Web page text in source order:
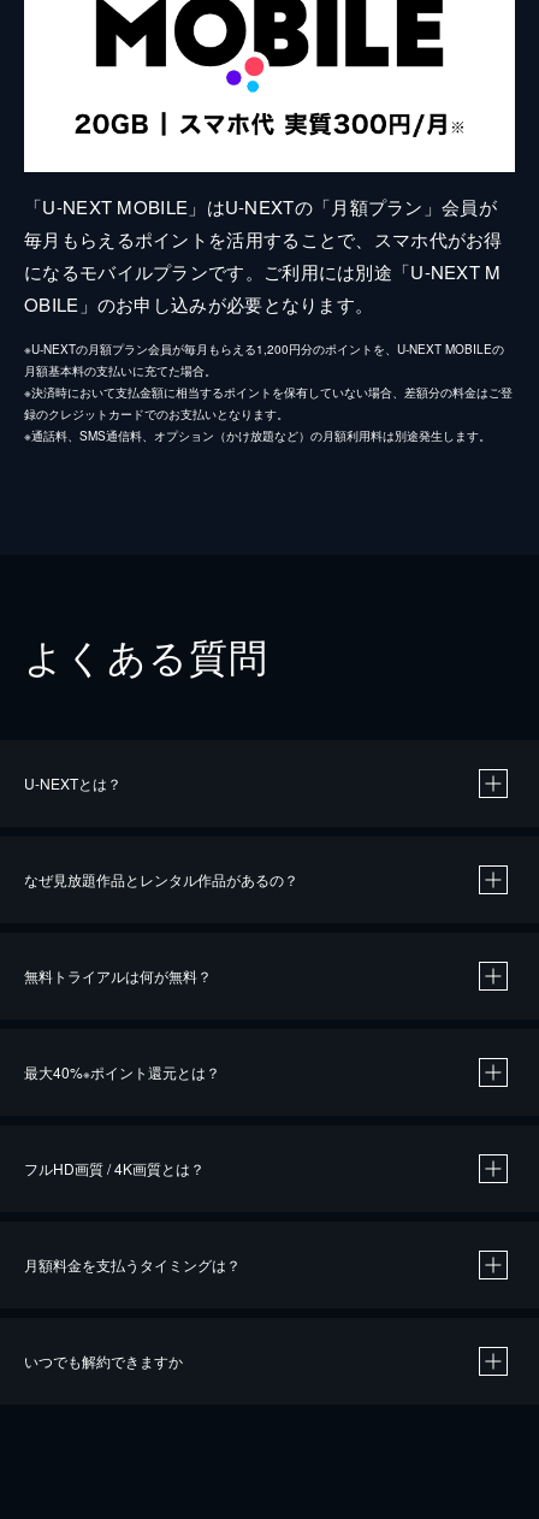
「U-NEXT MOBILE」はU-NEXTの「月額プラン」会員が
毎月もらえるポイントを活用することで、スマホ代がお得
になるモバイルプランです。ご利用には別途「U-NEXT M
OBILE」のお申し込みが必要となります。
※U-NEXTの月額プラン会員が毎月もらえる1,200円分のポイントを、U-NEXT MOBILEの
月額基本料の支払いに充てた場合。
※決済時において支払金額に相当するポイントを保有していない場合、差額分の料金はご登
録のクレジットカードでのお支払いとなります。
※通話料、SMS通信料、オプション（かけ放題など）の月額利用料は別途発生します。
よくある質問
U-NEXTとは？
なぜ見放題作品とレンタル作品があるの？
無料トライアルは何が無料？
最大40%※ポイント還元とは？
※40％ポイント還元の対象は、クレジットカード決済による作品の購入 / レンタルです。
iOSアプリのUコイン決済による作品の購入 / レンタルは、20％のポイント還元です。
フルHD画質 / 4K画質とは？
月額料金を支払うタイミングは？
いつでも解約できますか